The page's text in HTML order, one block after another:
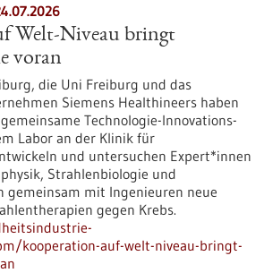
Welt-Niveau bringt
voran
die Uni Freiburg und das
Siemens Healthineers haben
Technologie-Innovations-
Labor an der Klinik für
und untersuchen Expert*innen
Strahlenbiologie und
gemeinsam mit Ingenieuren neue
gegen Krebs.
kooperation-auf-welt-niveau-bringt-